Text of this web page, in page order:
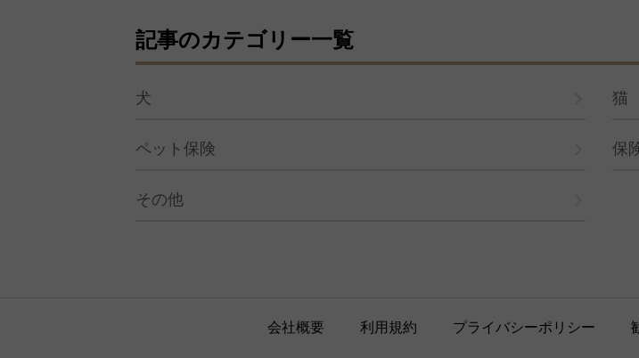
記事のカテゴリー一覧
犬 猫
ペット保険 保
その他
会社概要 利用規約 プライバシーポリシー